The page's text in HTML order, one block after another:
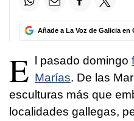
Añade a La Voz de Galicia en
E l pasado domingo
Marías. De las
esculturas más que
localidades gallegas,